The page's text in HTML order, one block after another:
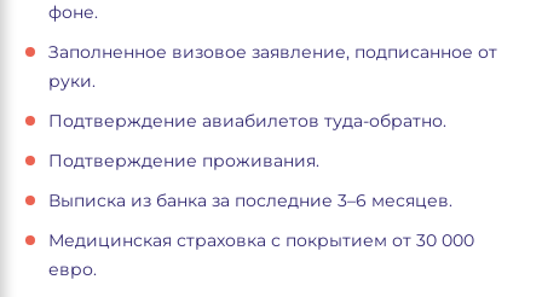
фоне.
Заполненное визовое заявление, подписанное от
руки.
Подтверждение авиабилетов туда-обратно.
Подтверждение проживания.
Выписка из банка за последние 3–6 месяцев.
Медицинская страховка с покрытием от 30 000
евро.